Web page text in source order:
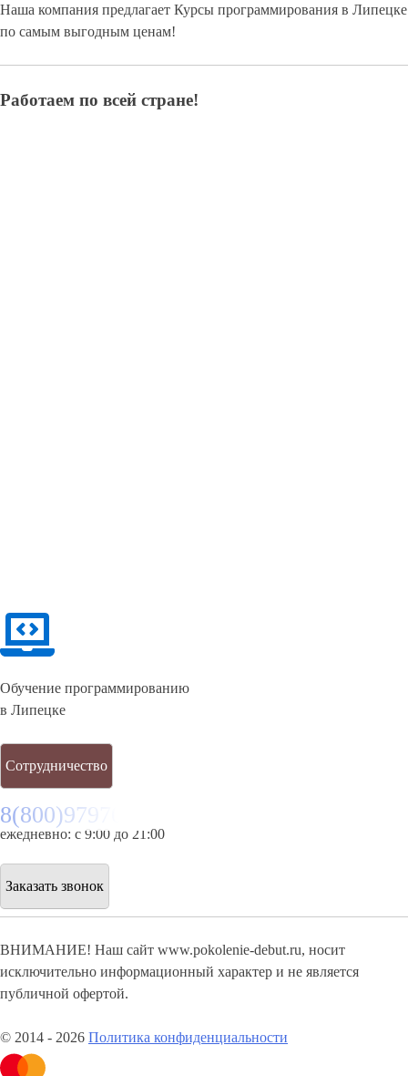
Наша компания предлагает Курсы программирования в Липецке
по самым выгодным ценам!
Работаем по всей стране!
Обучение программированию
в Липецке
Сотрудничество
8(800)9797043
ежедневно: с 9:00 до 21:00
Заказать звонок
ВНИМАНИЕ! Наш сайт www.pokolenie-debut.ru, носит
исключительно информационный характер и не является
публичной офертой.
© 2014 - 2026 Политика конфиденциальности